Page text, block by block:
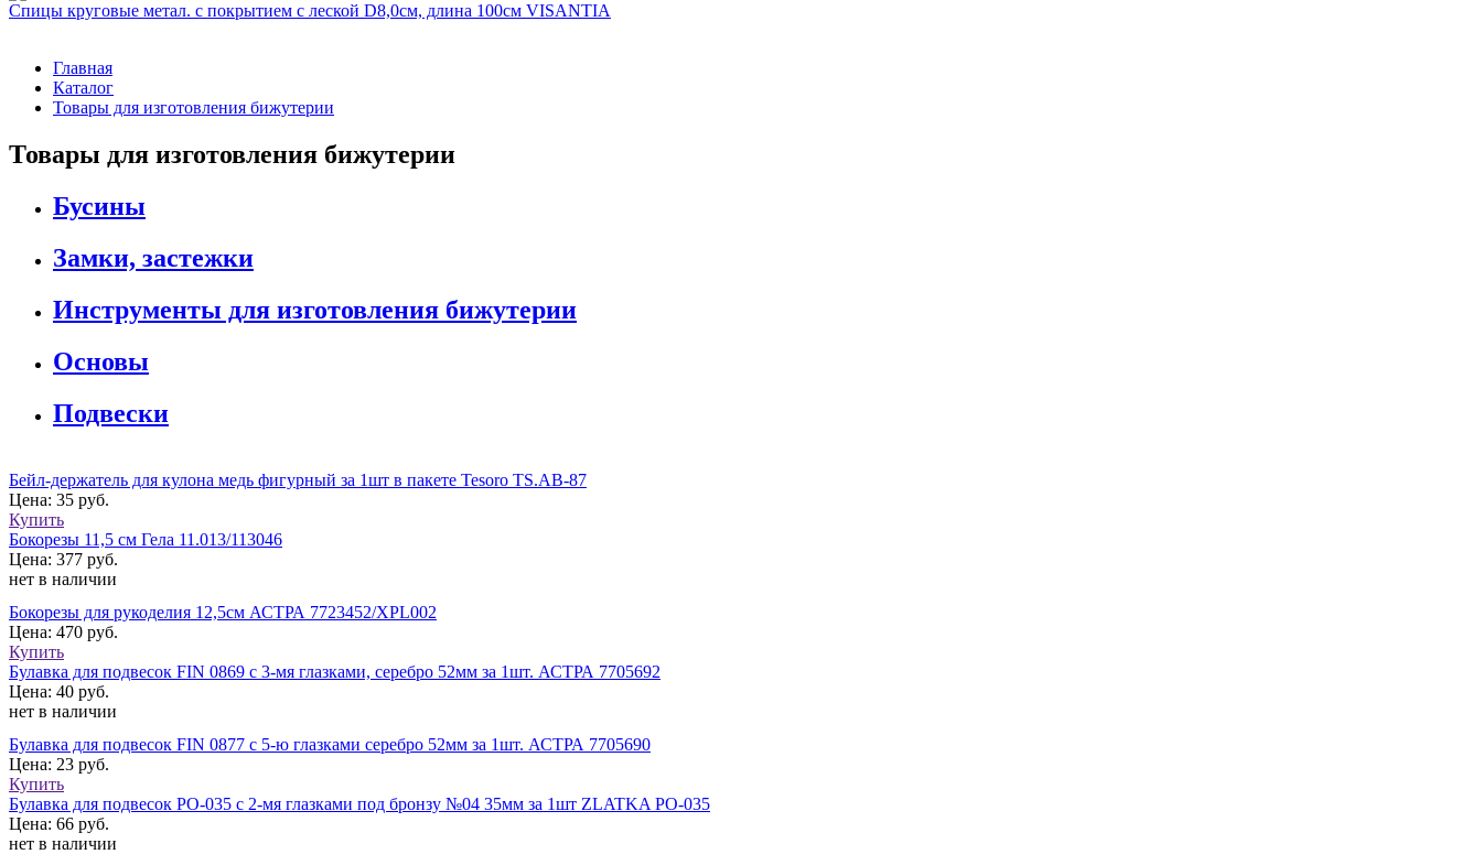
Спицы круговые метал. с покрытием с леской D8,0см, длина 100см VISANTIA
Главная
Каталог
Товары для изготовления бижутерии
Товары для изготовления бижутерии
Бусины
Замки, застежки
Инструменты для изготовления бижутерии
Основы
Подвески
Бейл-держатель для кулона медь фигурный за 1шт в пакете Tesoro TS.AB-87
Цена: 35 руб.
Купить
Бокорезы 11,5 см Гела 11.013/113046
Цена: 377 руб.
нет в наличии
Бокорезы для рукоделия 12,5см АСТРА 7723452/XPL002
Цена: 470 руб.
Купить
Булавка для подвесок FIN 0869 с 3-мя глазками, серебро 52мм за 1шт. АСТРА 7705692
Цена: 40 руб.
нет в наличии
Булавка для подвесок FIN 0877 с 5-ю глазками серебро 52мм за 1шт. АСТРА 7705690
Цена: 23 руб.
Купить
Булавка для подвесок РО-035 с 2-мя глазками под бронзу №04 35мм за 1шт ZLATKA РО-035
Цена: 66 руб.
нет в наличии